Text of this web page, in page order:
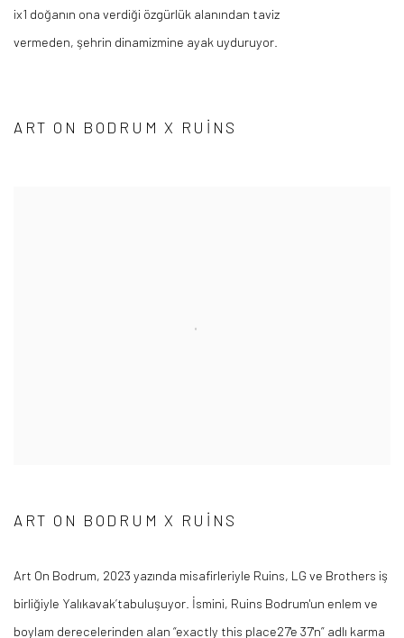
ix1 doğanın ona verdiği özgürlük alanından taviz
vermeden, şehrin dinamizmine ayak uyduruyor.
ART ON BODRUM X RUINS
ART ON BODRUM X RUINS
Art On Bodrum, 2023 yazında misafirleriyle Ruins, LG ve Brothers iş
birliğiyle Yalıkavak’tabuluşuyor. İsmini, Ruins Bodrum'un enlem ve
boylam derecelerinden alan “exactly this place27'e 37'n” adlı karma